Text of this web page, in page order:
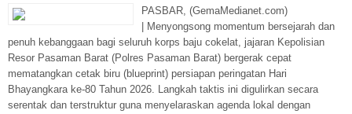
PASBAR, (GemaMedianet.com)
| Menyongsong momentum bersejarah dan
penuh kebanggaan bagi seluruh korps baju cokelat, jajaran Kepolisian
Resor Pasaman Barat (Polres Pasaman Barat) bergerak cepat
mematangkan cetak biru (blueprint) persiapan peringatan Hari
Bhayangkara ke-80 Tahun 2026. Langkah taktis ini digulirkan secara
serentak dan terstruktur guna menyelaraskan agenda lokal dengan